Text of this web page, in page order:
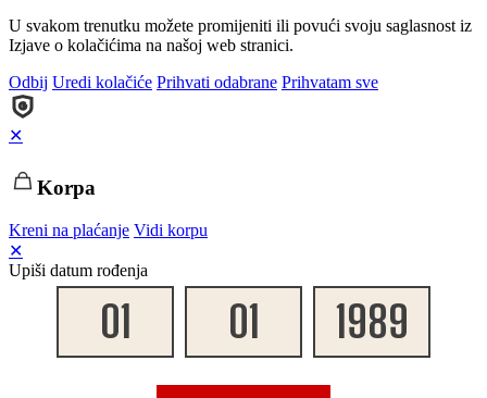
U svakom trenutku možete promijeniti ili povući svoju saglasnost iz
Izjave o kolačićima na našoj web stranici.
Odbij Uredi kolačiće Prihvati odabrane Prihvatam sve
✕
Korpa
Kreni na plaćanje Vidi korpu
✕
Upiši datum rođenja